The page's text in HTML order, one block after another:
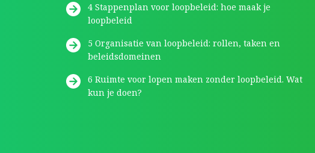
4 Stappenplan voor loopbeleid: hoe maak je
loopbeleid
5 Organisatie van loopbeleid: rollen, taken en
beleidsdomeinen
6 Ruimte voor lopen maken zonder loopbeleid. Wat
kun je doen?